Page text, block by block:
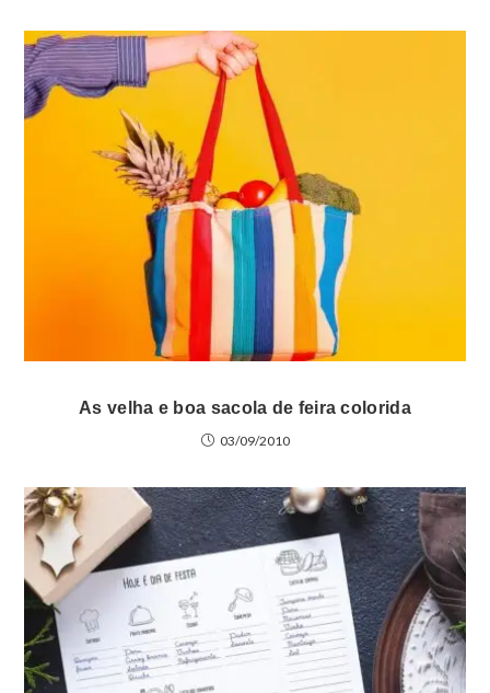
As velha e boa sacola de feira colorida
03/09/2010